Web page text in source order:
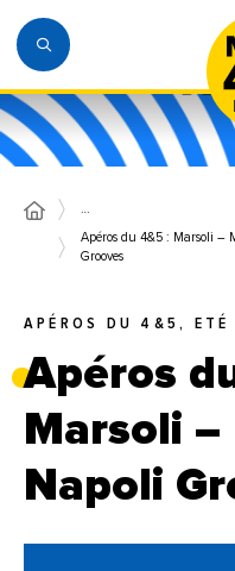
…
Apéros du 4&5 : Marsoli –
Grooves
APÉROS DU 4&5, ETÉ
Apéros
Marsoli
Napoli